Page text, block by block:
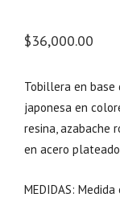
$36,000.00
Tobillera en base
japonesa en
resina, azabache
en acero
MEDIDAS: